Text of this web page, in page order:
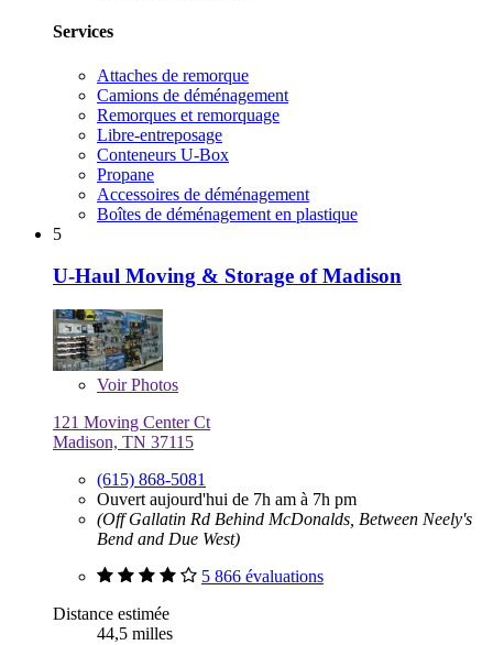
Services
Attaches de remorque
Camions de déménagement
Remorques et remorquage
Libre-entreposage
Conteneurs U-Box
Propane
Accessoires de déménagement
Boîtes de déménagement en plastique
5
U-Haul Moving & Storage of Madison
VoirPhotos
121 Moving Center Ct
Madison, TN 37115
(615) 868-5081
Ouvert aujourd'hui de 7h am à 7h pm
(Off Gallatin Rd Behind McDonalds, Between Neely's
Bend and Due West)
5 866 évaluations
Distance estimée
44,5 milles